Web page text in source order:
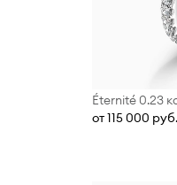
Éternité 0.23
от 115 000 руб.